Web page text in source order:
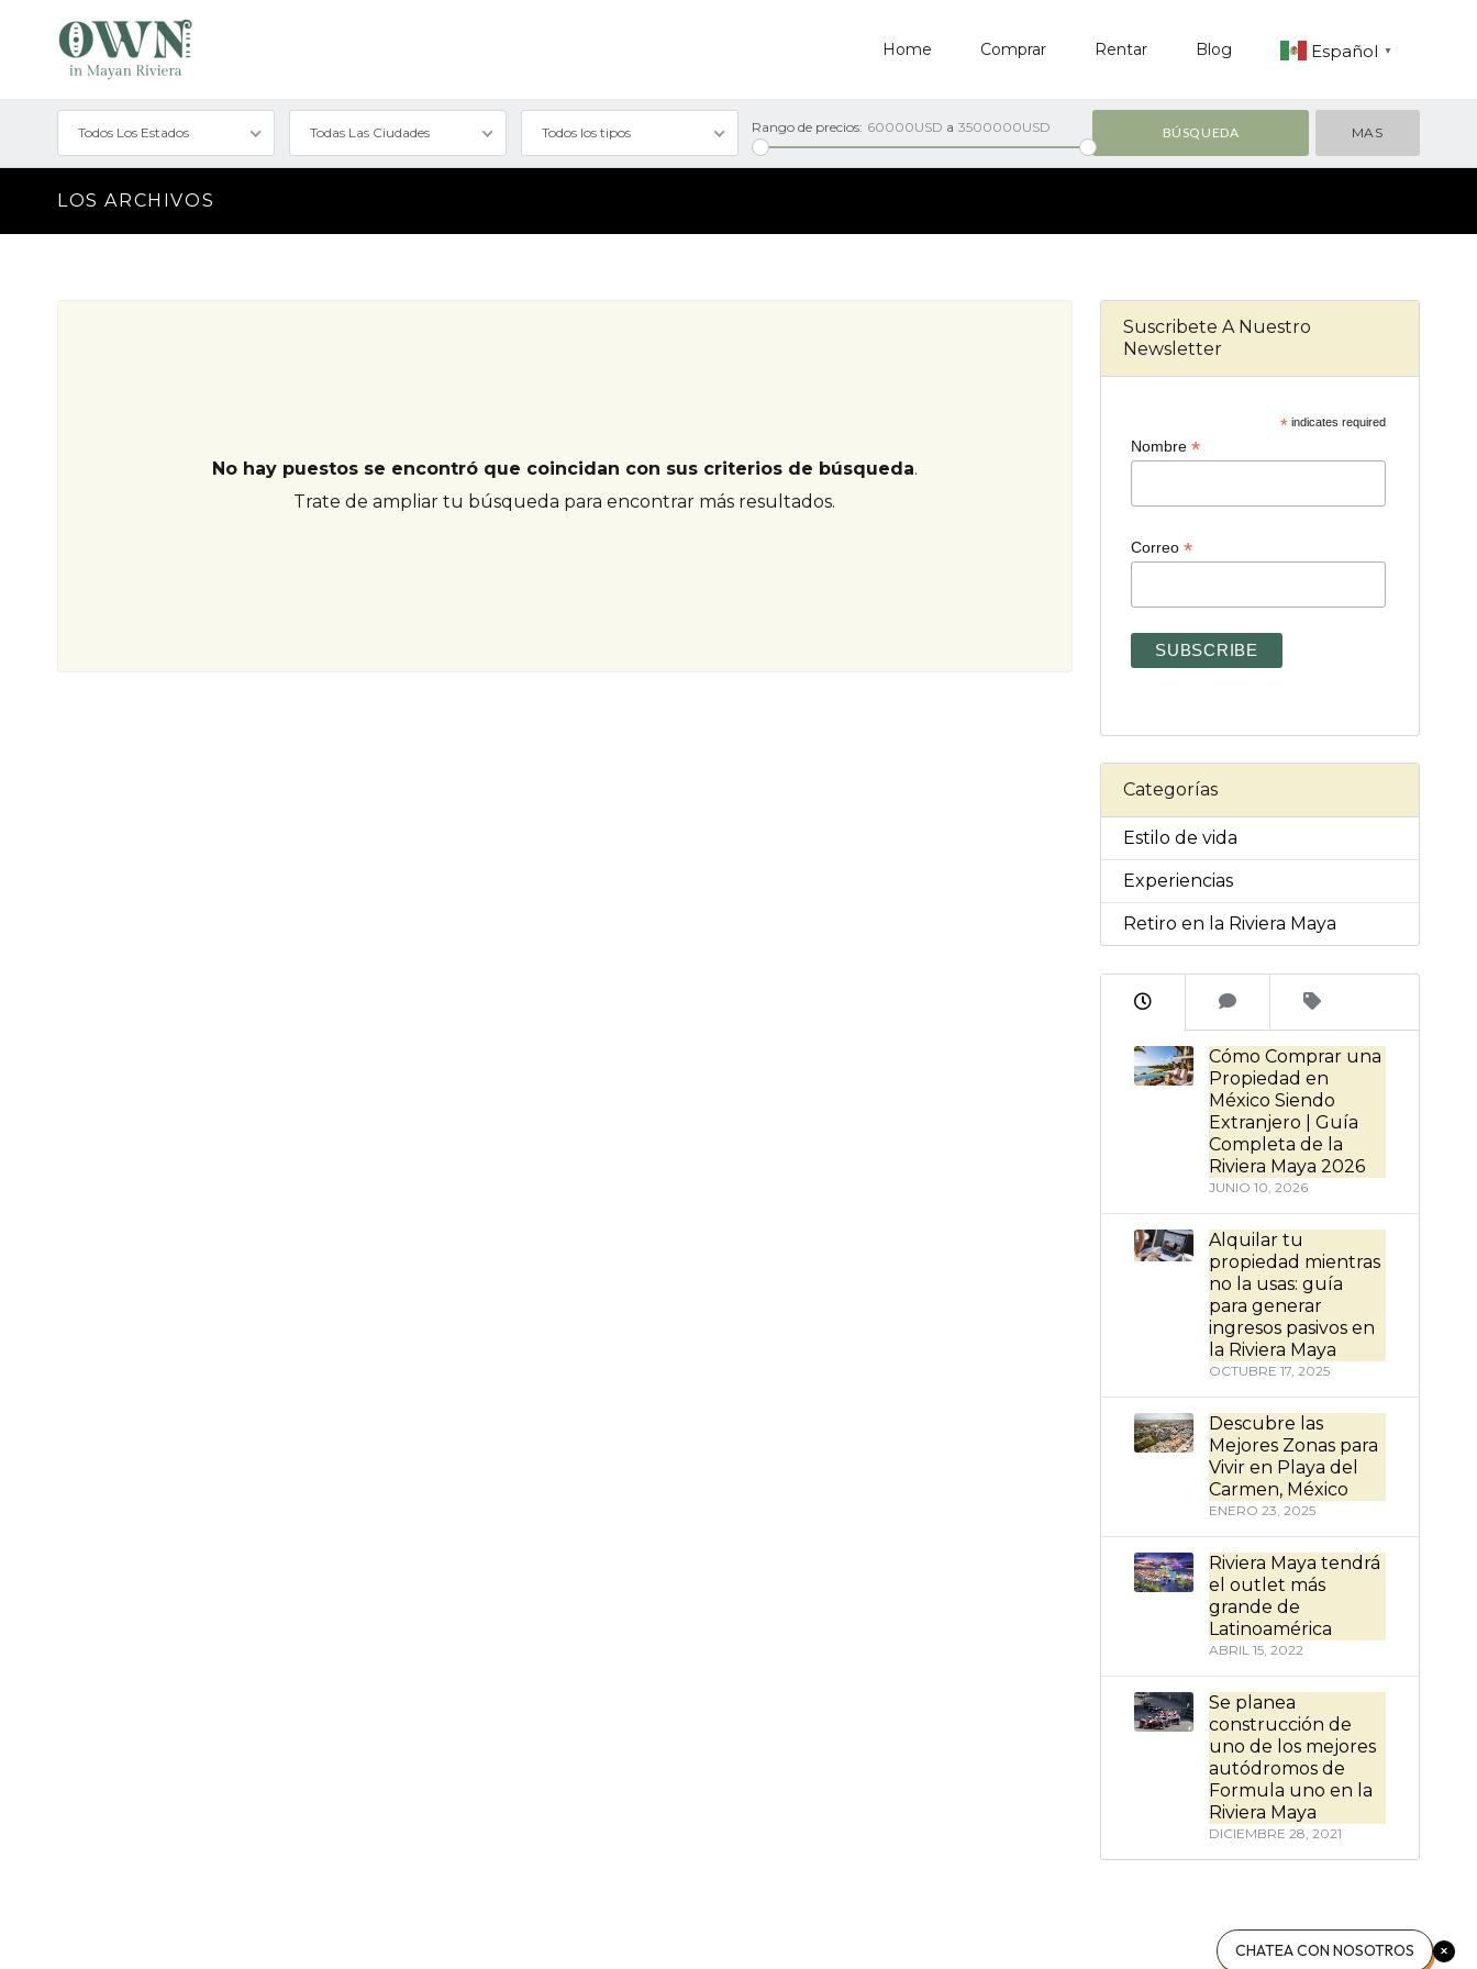
Home Comprar Rentar Blog Español ▼
Todos Los Estados Todas Las Ciudades Todos los tipos Rango de precios: 60000USD a 3500000USD MAS
LOS ARCHIVOS
No hay puestos se encontró que coincidan con sus criterios de búsqueda.
Trate de ampliar tu búsqueda para encontrar más resultados.
Suscribete A Nuestro
Newsletter
* indicates required
Nombre*
Correo*
Categorías
Estilo de vida
Experiencias
Retiro en la Riviera Maya
Cómo Comprar una
Propiedad en
México Siendo
Extranjero | Guía
Completa de la
Riviera Maya 2026
JUNIO 10, 2026
Alquilar tu
propiedad mientras
no la usas: guía
para generar
ingresos pasivos en
la Riviera Maya
OCTUBRE 17, 2025
Descubre las
Mejores Zonas para
Vivir en Playa del
Carmen, México
ENERO 23, 2025
Riviera Maya tendrá
el outlet más
grande de
Latinoamérica
ABRIL 15, 2022
Se planea
construcción de
uno de los mejores
autódromos de
Formula uno en la
Riviera Maya
DICIEMBRE 28, 2021
CHATEA CON NOSOTROS